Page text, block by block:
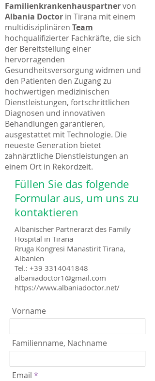
Familienkrankenhauspartnervon
Albania Doctor in Tirana mit einem
multidisziplinären Team
hochqualifizierter Fachkräfte, die sich
der Bereitstellung einer
hervorragenden
Gesundheitsversorgung widmen und
den Patienten den Zugang zu
hochwertigen medizinischen
Dienstleistungen, fortschrittlichen
Diagnosen und innovativen
Behandlungen garantieren,
ausgestattet mit Technologie. Die
neueste Generation bietet
zahnärztliche Dienstleistungen an
einem Ort in Rekordzeit.
Füllen Sie das folgende
Formular aus, um uns zu
kontaktieren
Albanischer Partnerarzt des Family
Hospital in Tirana
Rruga Kongresi Manastirit Tirana,
Albanien
Tel.: +39 3314041848
albaniadoctor1@gmail.com
https://www.albaniadoctor.net/
Vorname
Familienname, Nachname
Email